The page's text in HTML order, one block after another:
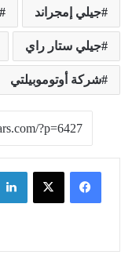
جيلي إمجراند
جيلي ستار راي
شركة أوتوموبيلتي